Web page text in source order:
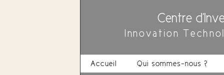
Centre
Innovation
Accueil Qui sommes-nous ?